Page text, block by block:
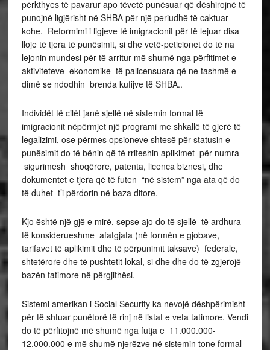
përkthyes të pavarur apo tëvetë punësuar që dëshirojnë të
punojnë ligjërisht në SHBA për një periudhë të caktuar
kohe. Reformimi i ligjeve të imigracionit për të lejuar disa
lloje të tjera të punësimit, si dhe vetë-peticionet do të na
lejonin mundesi për të arritur më shumë nga përfitimet e
aktiviteteve ekonomike të palicensuara që ne tashmë e
dimë se ndodhin brenda kufijve të SHBA..
Individët të cilët janë sjellë në sistemin formal të
imigracionit nëpërmjet një programi me shkallë të gjerë të
legalizimi, ose përmes opsioneve shtesë për statusin e
punësimit do të bënin që të rriteshin aplikimet për numra
sigurimesh shoqërore, patenta, licenca biznesi, dhe
dokumentet e tjera që të futen “në sistem” nga ata që do
të duhet t’i përdorin në baza ditore.
Kjo është një gjë e mirë, sepse ajo do të sjellë të ardhura
të konsiderueshme afatgjata (në formën e gjobave,
tarifavet të aplikimit dhe të përpunimit taksave) federale,
shtetërore dhe të pushtetit lokal, si dhe dhe do të zgjerojë
bazën tatimore në përgjithësi.
Sistemi amerikan i Social Security ka nevojë dëshpërimisht
për të shtuar punëtorë të rinj në listat e veta tatimore. Vendi
do të përfitojnë më shumë nga futja e 11.000.000-
12.000.000 e më shumë njerëzve në sistemin tone formal